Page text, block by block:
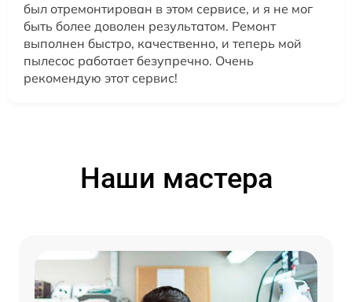
был отремонтирован в этом сервисе, и я не мог
быть более доволен результатом. Ремонт
выполнен быстро, качественно, и теперь мой
пылесос работает безупречно. Очень
рекомендую этот сервис!
Наши мастера